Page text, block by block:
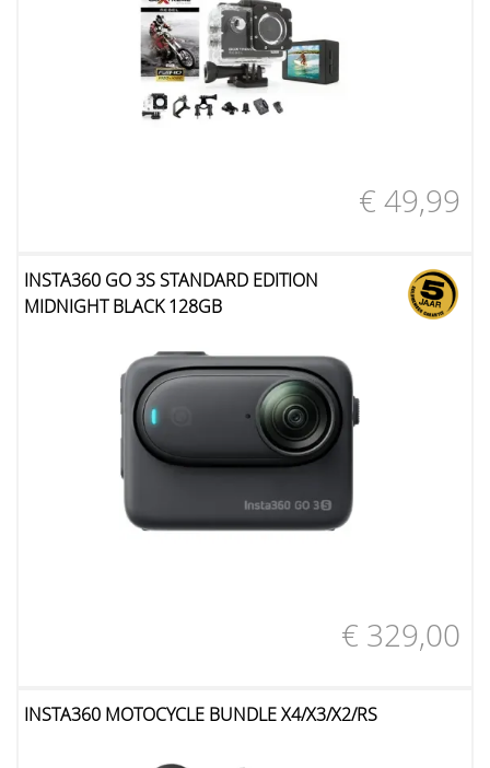
€ 49,99
INSTA360 GO 3S STANDARD EDITION
MIDNIGHT BLACK 128GB
€ 329,00
INSTA360 MOTOCYCLE BUNDLE X4/X3/X2/RS